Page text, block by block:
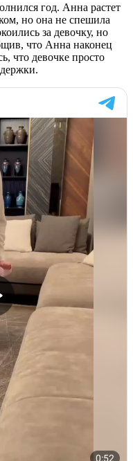
год. Анна растет
но она не спешила
за девочку, но
что Анна наконец
что девочке просто